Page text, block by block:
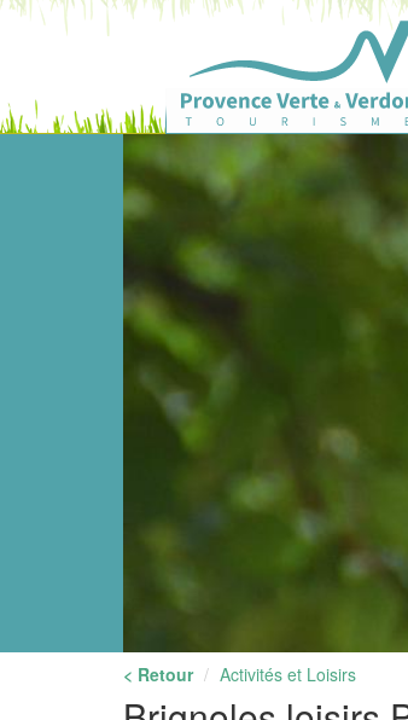
< Retour Activités et Loisirs